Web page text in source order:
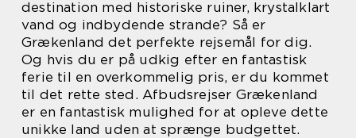
destination med historiske ruiner, krystalklart
vand og indbydende strande? Så er
Grækenland det perfekte rejsemål for dig.
Og hvis du er på udkig efter en fantastisk
ferie til en overkommelig pris, er du kommet
til det rette sted. Afbudsrejser Grækenland
er en fantastisk mulighed for at opleve dette
unikke land uden at sprænge budgettet.